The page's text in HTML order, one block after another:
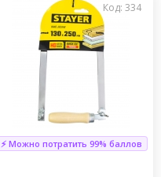
Код: 334
⚡ Можно потратить 99% баллов